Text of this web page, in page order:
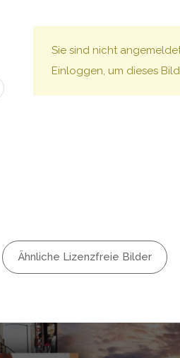
Sie sind nicht
Einloggen, um dieses
Ähnliche Lizenzfreie Bilder